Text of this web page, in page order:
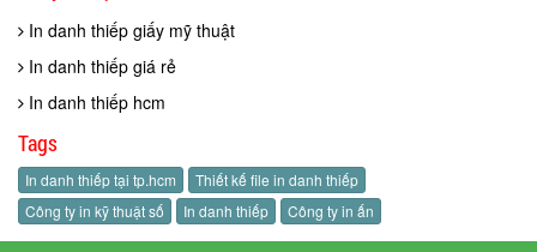
In danh thiếp giấy mỹ thuật
In danh thiếp giá rẻ
In danh thiếp hcm
Tags
In danh thiếp tại tp.hcm
Thiết kế file in danh thiếp
Công ty in kỹ thuật số
In danh thiếp Công ty in ấn